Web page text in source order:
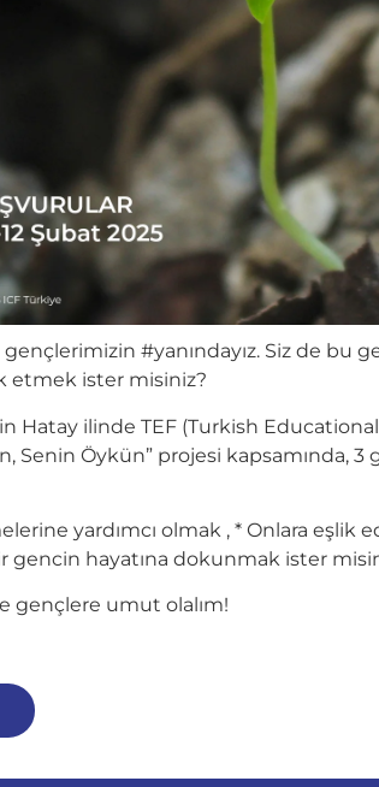
#yanındayız. Siz de bu
etmek ister misiniz?
Hatay ilinde TEF (Turkish
Senin Öykün” projesi kapsamında,
yardımcı olmak , * Onlara eşlik
gencin hayatına dokunmak ister
gençlere umut olalım!